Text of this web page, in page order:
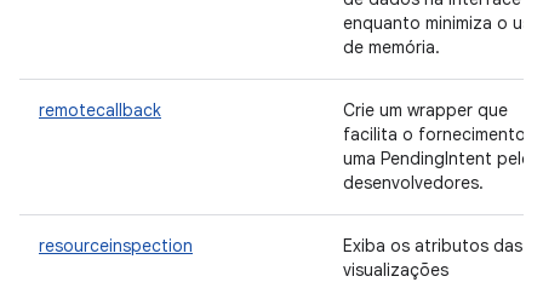
enquanto minimiza o uso
de memória.
remotecallback
Crie um wrapper que
facilita o fornecimento
uma PendingIntent pelos
desenvolvedores.
resourceinspection
Exiba os atributos das
visualizações